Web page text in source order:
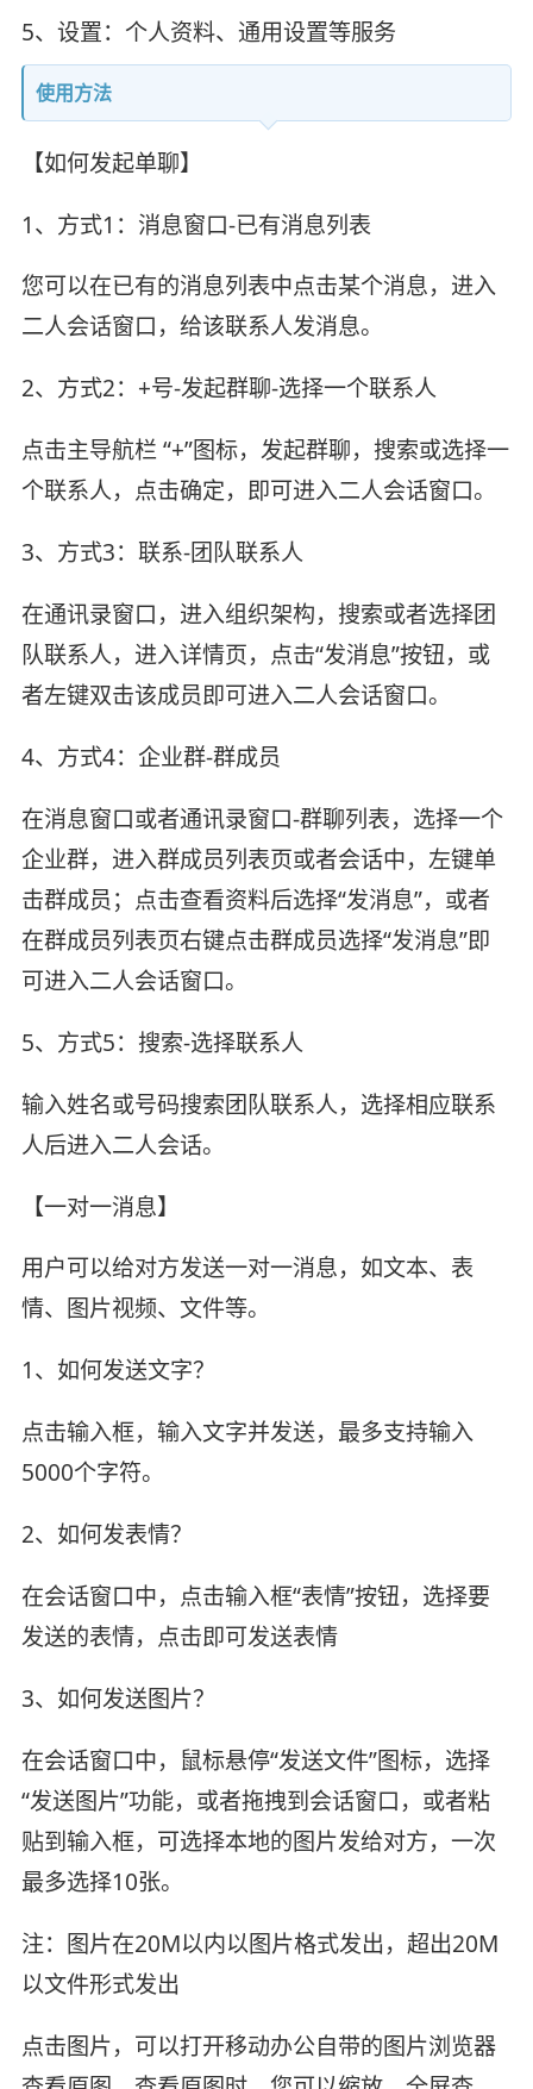
5、设置：个人资料、通用设置等服务
使用方法
【如何发起单聊】
1、方式1：消息窗口-已有消息列表
您可以在已有的消息列表中点击某个消息，进入
二人会话窗口，给该联系人发消息。
2、方式2：+号-发起群聊-选择一个联系人
点击主导航栏 “+”图标，发起群聊，搜索或选择一
个联系人，点击确定，即可进入二人会话窗口。
3、方式3：联系-团队联系人
在通讯录窗口，进入组织架构，搜索或者选择团
队联系人，进入详情页，点击“发消息”按钮，或
者左键双击该成员即可进入二人会话窗口。
4、方式4：企业群-群成员
在消息窗口或者通讯录窗口-群聊列表，选择一个
企业群，进入群成员列表页或者会话中，左键单
击群成员；点击查看资料后选择“发消息”，或者
在群成员列表页右键点击群成员选择“发消息”即
可进入二人会话窗口。
5、方式5：搜索-选择联系人
输入姓名或号码搜索团队联系人，选择相应联系
人后进入二人会话。
【一对一消息】
用户可以给对方发送一对一消息，如文本、表
情、图片视频、文件等。
1、如何发送文字？
点击输入框，输入文字并发送，最多支持输入
5000个字符。
2、如何发表情？
在会话窗口中，点击输入框“表情”按钮，选择要
发送的表情，点击即可发送表情
3、如何发送图片？
在会话窗口中，鼠标悬停“发送文件”图标，选择
“发送图片”功能，或者拖拽到会话窗口，或者粘
贴到输入框，可选择本地的图片发给对方，一次
最多选择10张。
注：图片在20M以内以图片格式发出，超出20M
以文件形式发出
点击图片，可以打开移动办公自带的图片浏览器